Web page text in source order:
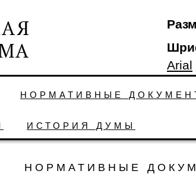
Arial
НОРМАТИВНЫЕ
ИСТОРИЯ ДУМЫ
НОРМАТИВНЫЕ